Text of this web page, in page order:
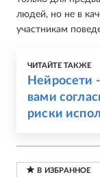
людей, но не в
участникам
ЧИТАЙТЕ ТАКЖЕ
Нейросети
вами
риски